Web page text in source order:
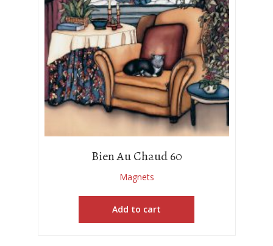
Bien Au Chaud 60
Magnets
Add to cart